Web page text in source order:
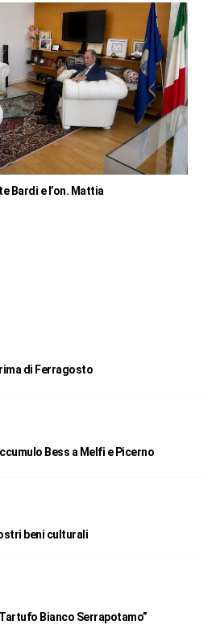
Bardi e l’on. Mattia
di Ferragosto
Bess a Melfi e Picerno
beni culturali
Bianco Serrapotamo”